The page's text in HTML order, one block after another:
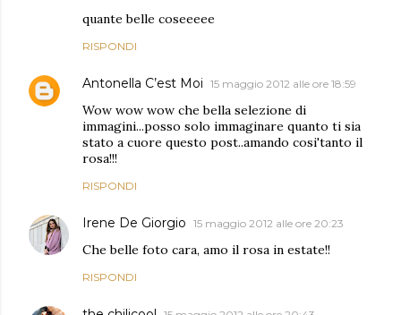
quante belle coseeeee
RISPONDI
Antonella C’est Moi 15 maggio 2012 alle ore 18:59
Wow wow wow che bella selezione di
immagini...posso solo immaginare quanto ti sia
stato a cuore questo post..amando cosi'tanto il
rosa!!!
RISPONDI
Irene De Giorgio 15 maggio 2012 alle ore 20:23
Che belle foto cara, amo il rosa in estate!!
RISPONDI